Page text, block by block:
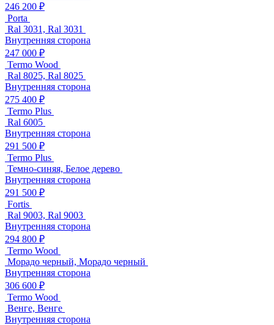
246 200 ₽
Porta
Ral 3031, Ral 3031
Внутренняя сторона
247 000 ₽
Termo Wood
Ral 8025, Ral 8025
Внутренняя сторона
275 400 ₽
Termo Plus
Ral 6005
Внутренняя сторона
291 500 ₽
Termo Plus
Темно-синяя, Белое дерево
Внутренняя сторона
291 500 ₽
Fortis
Ral 9003, Ral 9003
Внутренняя сторона
294 800 ₽
Termo Wood
Морадо черный, Морадо черный
Внутренняя сторона
306 600 ₽
Termo Wood
Венге, Венге
Внутренняя сторона